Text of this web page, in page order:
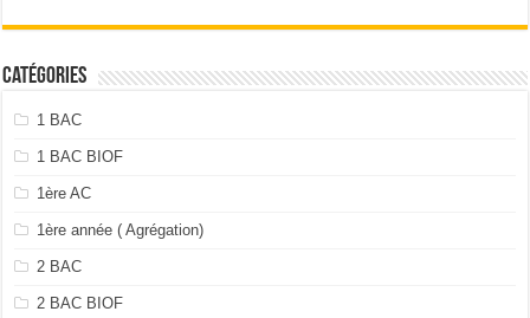
Catégories
1 BAC
1 BAC BIOF
1ère AC
1ère année ( Agrégation)
2 BAC
2 BAC BIOF